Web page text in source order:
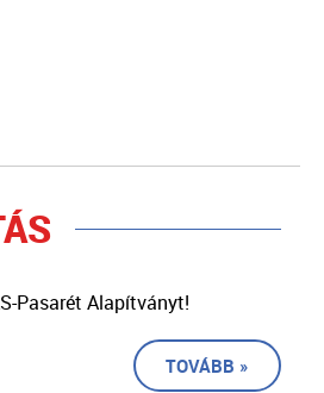
Pasarét Alapítványt!
TOVÁBB »